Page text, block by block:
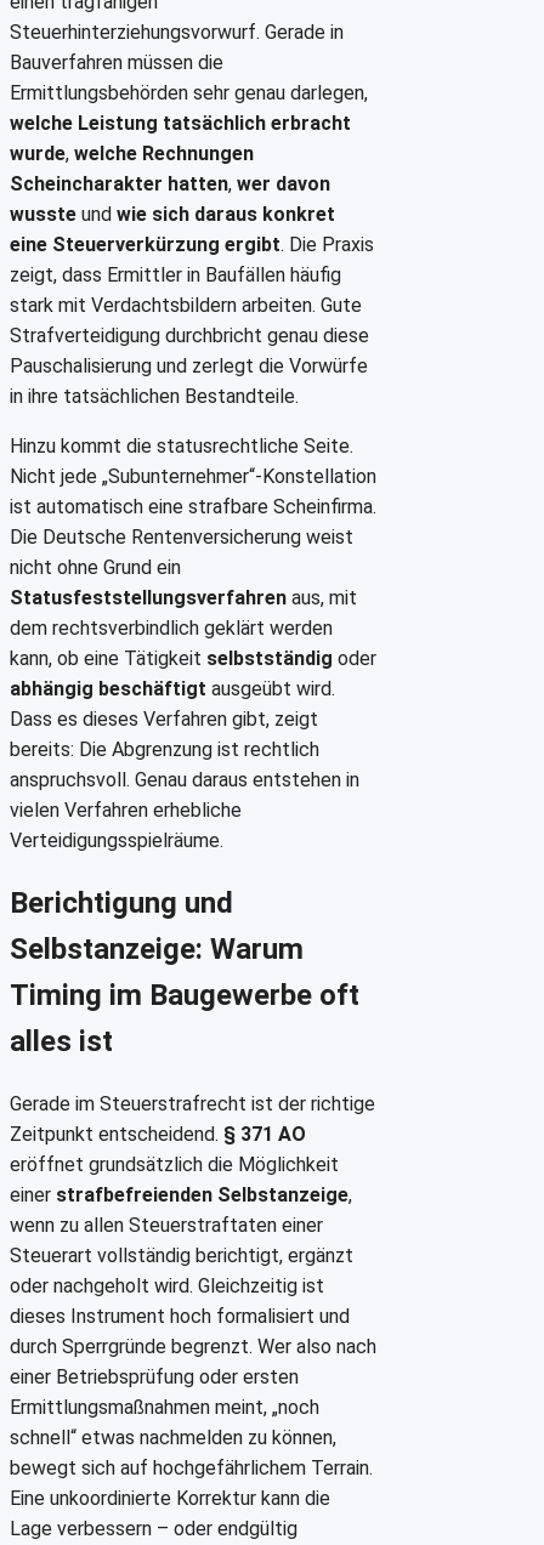
Steuerhinterziehungsvorwurf. Gerade in
Bauverfahren müssen die
Ermittlungsbehörden sehr genau darlegen,
welche Leistung tatsächlich erbracht
wurde, welche Rechnungen
Scheincharakter hatten, wer davon
wusste und wie sich daraus konkret
eine Steuerverkürzung ergibt. Die Praxis
zeigt, dass Ermittler in Baufällen häufig
stark mit Verdachtsbildern arbeiten. Gute
Strafverteidigung durchbricht genau diese
Pauschalisierung und zerlegt die Vorwürfe
in ihre tatsächlichen Bestandteile.
Hinzu kommt die statusrechtliche Seite.
Nicht jede „Subunternehmer“-Konstellation
ist automatisch eine strafbare Scheinfirma.
Die Deutsche Rentenversicherung weist
nicht ohne Grund ein
Statusfeststellungsverfahren aus, mit
dem rechtsverbindlich geklärt werden
kann, ob eine Tätigkeit selbstständig oder
abhängig beschäftigt ausgeübt wird.
Dass es dieses Verfahren gibt, zeigt
bereits: Die Abgrenzung ist rechtlich
anspruchsvoll. Genau daraus entstehen in
vielen Verfahren erhebliche
Verteidigungsspielräume.
Berichtigung und
Selbstanzeige: Warum
Timing im Baugewerbe oft
alles ist
Gerade im Steuerstrafrecht ist der richtige
Zeitpunkt entscheidend. § 371 AO
eröffnet grundsätzlich die Möglichkeit
einer strafbefreienden Selbstanzeige,
wenn zu allen Steuerstraftaten einer
Steuerart vollständig berichtigt, ergänzt
oder nachgeholt wird. Gleichzeitig ist
dieses Instrument hoch formalisiert und
durch Sperrgründe begrenzt. Wer also nach
einer Betriebsprüfung oder ersten
Ermittlungsmaßnahmen meint, „noch
schnell“ etwas nachmelden zu können,
bewegt sich auf hochgefährlichem Terrain.
Eine unkoordinierte Korrektur kann die
Lage verbessern – oder endgültig